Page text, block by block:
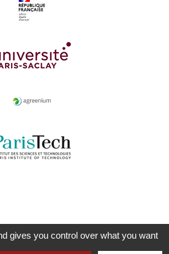
gives you control over what you want